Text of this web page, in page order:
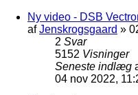
Ny video - DSB
afJenskrogsgaard »
2 Svar
5152 Visninger
Seneste indlæg
04 nov 2022,